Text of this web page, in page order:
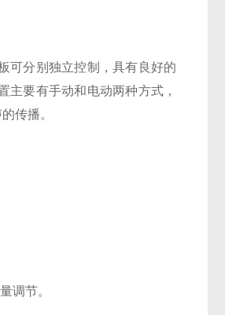
分别独立控制，具有良好的
主要有手动和电动两种方式，
传播。
调节。